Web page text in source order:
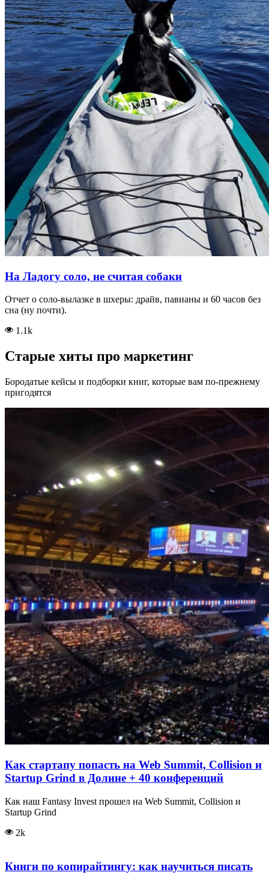
На Ладогу соло, не считая собаки
Отчет о соло-вылазке в шхеры: драйв, павианы и 60 часов без
сна (ну почти).
1.1k
Старые хиты про маркетинг
Бородатые кейсы и подборки книг, которые вам по-прежнему
пригодятся
Как стартапу попасть на Web Summit, Collision и
Startup Grind в Долине + 40 конференций
Как наш Fantasy Invest прошел на Web Summit, Collision и
Startup Grind
2k
Книги по копирайтингу: как научиться писать